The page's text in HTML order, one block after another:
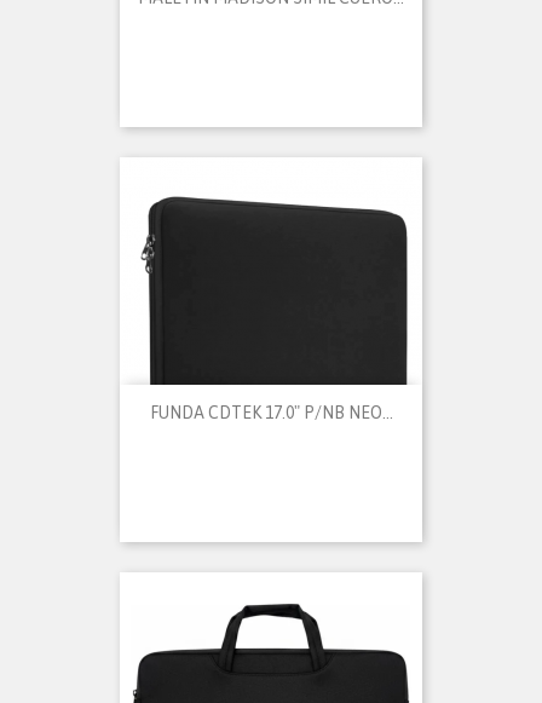
FUNDA CDTEK 17.0" P/NB NEO...